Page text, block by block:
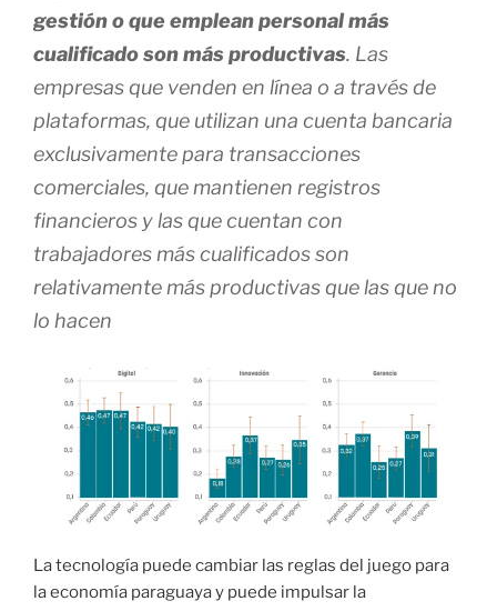
gestión o que emplean personal más
cualificado son más productivas. Las
empresas que venden en línea o a través de
plataformas, que utilizan una cuenta bancaria
exclusivamente para transacciones
comerciales, que mantienen registros
financieros y las que cuentan con
trabajadores más cualificados son
relativamente más productivas que las que no
lo hacen
La tecnología puede cambiar las reglas del juego para
la economía paraguaya y puede impulsar la